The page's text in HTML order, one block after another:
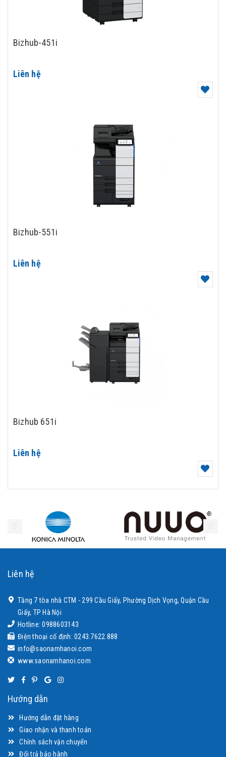
Bizhub-451i
Liên hệ
Bizhub-551i
Liên hệ
Bizhub 651i
Liên hệ
Liên hệ
Tầng 7 tòa nhà CTM - 299 Cầu Giấy, Phường Dịch Vọng, Quận Cầu
Giấy, TP Hà Nội
Hotline: 0988603143
Điện thoại cố định: 0243.7622.888
info@saonamhanoi.com
www.saonamhanoi.com
Hướng dẫn
Hướng dẫn đặt hàng
Giao nhận và thanh toán
Chính sách vận chuyển
Đổi trả bảo hành